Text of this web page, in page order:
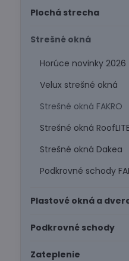
Plochá strecha
Strešné okná
Horúce novinky 2026
Velux strešné okná
Strešné okná FAKRO
Strešné okná RoofLITE
Strešné okná Dakea
Podkrovné schody
Plastové okná a
Podkrovné schody
Zateplenie